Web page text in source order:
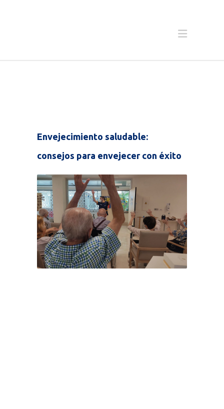
Envejecimiento saludable:
consejos para envejecer con éxito